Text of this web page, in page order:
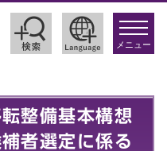
toggle
メニュー
整備基本構想
者選定に係る